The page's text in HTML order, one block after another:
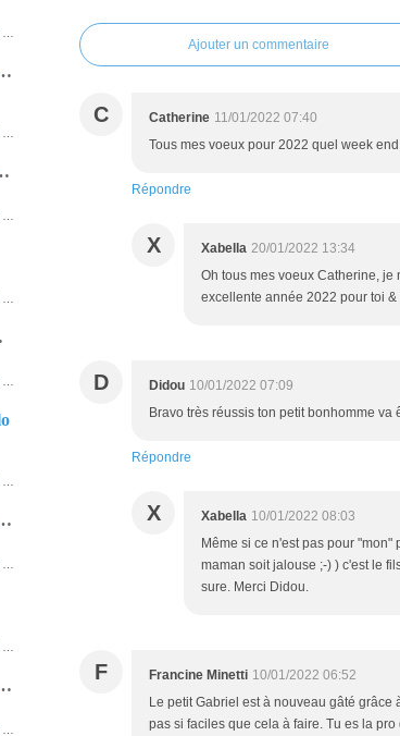
Ajouter un commentaire
C Catherine 11/01/2022 07:40
Tous mes voeux pour 2022 quel week
Répondre
X Xabella 20/01/2022 13:34
Oh tous mes voeux Catherine, je
excellente année 2022 pour toi &
D Didou 10/01/2022 07:09
Bravo très réussis ton petit bonhomme va
Répondre
X Xabella 10/01/2022 08:03
Même si ce n'est pas pour
maman soit jalouse ;-) ) c'est le
sure. Merci Didou.
F Francine Minetti 10/01/2022 06:52
Le petit Gabriel est à nouveau gâté grâce
pas si faciles que cela à faire. Tu es la
de Léa 👑
pour Milo
double
on ne compte pas !